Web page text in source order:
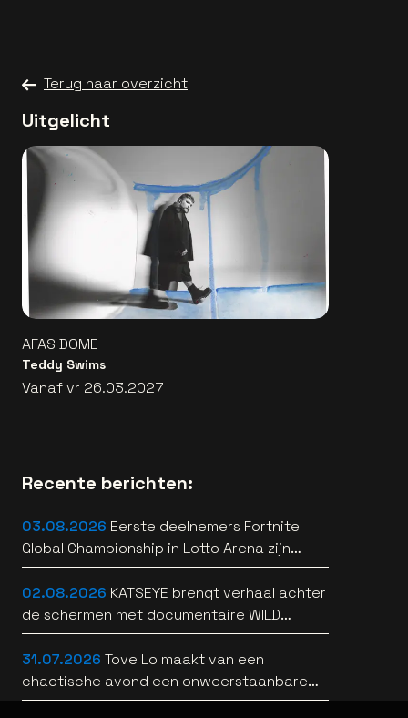
Terug naar overzicht
Uitgelicht
AFAS DOME
Teddy Swims
Vanaf vr 26.03.2027
Recente berichten:
03.08.2026 Eerste deelnemers Fortnite
Global Championship in Lotto Arena zijn
bekend
02.08.2026 KATSEYE brengt verhaal achter
de schermen met documentaire WILD
HEARTS [trailer]
31.07.2026 Tove Lo maakt van een
chaotische avond een onweerstaanbare
popsong